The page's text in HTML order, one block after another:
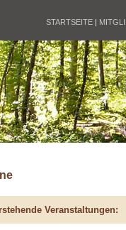
STARTSEITE |
Veranstaltungen: